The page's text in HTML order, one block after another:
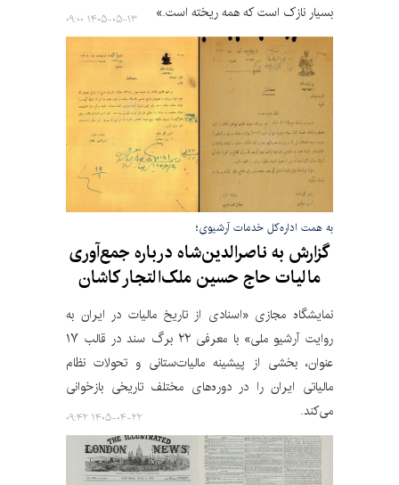
بسیار نازک است که همه ریخته است.»
۱۴۰۵-۰۵-۱۳ ۰۹:۰۰
به همت اداره‌کل خدمات آرشیوی؛
گزارش به ناصرالدین‌شاه درباره جمع‌آوری
مالیات حاج حسین ملک‌التجار کاشان
نمایشگاه مجازی «اسنادی از تاریخ مالیات در ایران به
روایت آرشیو ملی» با معرفی ۲۲ برگ سند در قالب ۱۷
عنوان، بخشی از پیشینه مالیات‌ستانی و تحولات نظام
مالیاتی ایران را در دوره‌های مختلف تاریخی بازخوانی
می‌کند.
۱۴۰۵-۰۴-۲۲ ۰۹:۴۲